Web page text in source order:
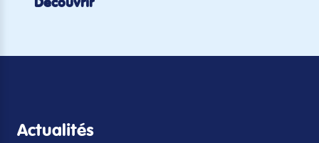
Découvrir
Actualités